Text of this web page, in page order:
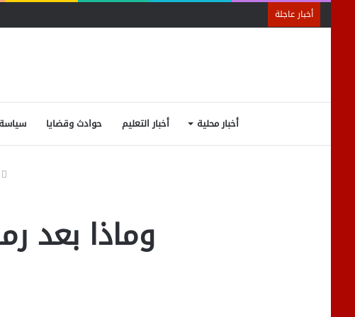
أخبار عاجلة
أخبار محلية أخبار التعليم حوادث وقضايا
وماذا بعد